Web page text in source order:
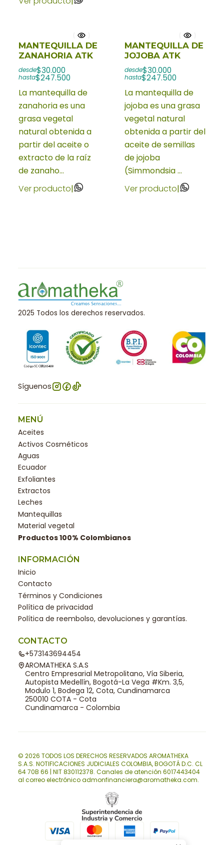
MANTEQUILLA DE
ZANAHORIA ATK
desde$30.000
hasta$247.500
La mantequilla de
zanahoria es una
grasa vegetal
natural obtenida a
partir del aceite o
extracto de la raíz
de zanaho...
Ver producto|
MANTEQUILLA DE
JOJOBA ATK
desde$30.000
hasta$247.500
La mantequilla de
jojoba es una grasa
vegetal natural
obtenida a partir del
aceite de semillas
de jojoba
(Simmondsia ...
Ver producto|
2025 Todos los derechos reservados.
Síguenos
MENÚ
Aceites
Activos Cosméticos
Aguas
Ecuador
Exfoliantes
Extractos
Leches
Mantequillas
Material vegetal
Productos 100% Colombianos
INFORMACIÓN
Inicio
Contacto
Términos y Condiciones
Política de privacidad
Política de reembolso, devoluciones y garantías.
CONTACTO
+573143694454
AROMATHEKA S.A.S
Centro Empresarial Metropolitano, Vía Siberia,
Autopista Medellín, Bogotá-La Vega #Km. 3,5,
Modulo 1, Bodega 12, Cota, Cundinamarca
250010 COTA - Cota
Cundinamarca - Colombia
© 2026 TODOS LOS DERECHOS RESERVADOS AROMATHEKA
S.A.S. NOTIFICACIONES JUDICIALES COLOMBIA, BOGOTÁ D.C. CL
64 70B 66 | NIT 830112378. Canales de atención 6017443404
al correo electrónico admonfinanciera@aromatheka.com.